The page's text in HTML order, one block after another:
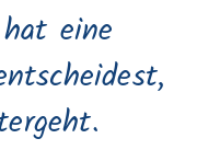
eine